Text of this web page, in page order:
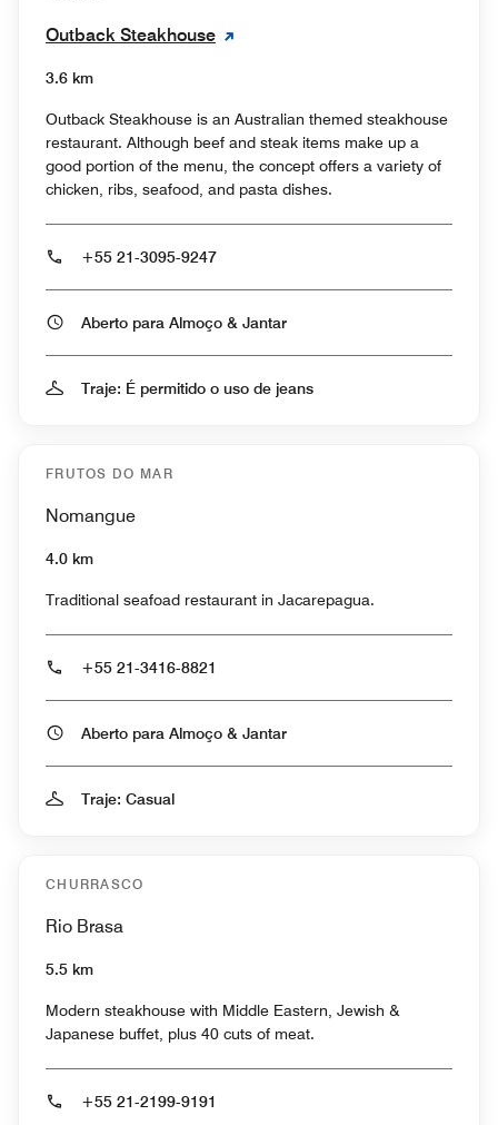
Outback Steakhouse
3.6 km
Outback Steakhouse is an Australian themed steakhouse
restaurant. Although beef and steak items make up a
good portion of the menu, the concept offers a variety of
chicken, ribs, seafood, and pasta dishes.
+55 21-3095-9247
Aberto para Almoço & Jantar
Traje: É permitido o uso de jeans
FRUTOS DO MAR
Nomangue
4.0 km
Traditional seafoad restaurant in Jacarepagua.
+55 21-3416-8821
Aberto para Almoço & Jantar
Traje: Casual
CHURRASCO
Rio Brasa
5.5 km
Modern steakhouse with Middle Eastern, Jewish &
Japanese buffet, plus 40 cuts of meat.
+55 21-2199-9191